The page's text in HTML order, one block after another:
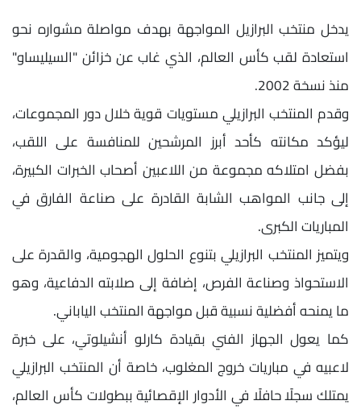
يدخل منتخب البرازيل المواجهة بهدف مواصلة مشواره نحو
استعادة لقب كأس العالم، الذي غاب عن خزائن "السيليساو"
منذ نسخة 2002.
وقدم المنتخب البرازيلي مستويات قوية خلال دور المجموعات،
ليؤكد مكانته كأحد أبرز المرشحين للمنافسة على اللقب،
بفضل امتلاكه مجموعة من اللاعبين أصحاب الخبرات الكبيرة،
إلى جانب المواهب الشابة القادرة على صناعة الفارق في
المباريات الكبرى.
ويتميز المنتخب البرازيلي بتنوع الحلول الهجومية، والقدرة على
الاستحواذ وصناعة الفرص، إضافة إلى صلابته الدفاعية، وهو
ما يمنحه أفضلية نسبية قبل مواجهة المنتخب الياباني.
كما يعول الجهاز الفني بقيادة كارلو أنشيلوتي، على خبرة
لاعبيه في مباريات خروج المغلوب، خاصة أن المنتخب البرازيلي
يمتلك سجلًا حافلًا في الأدوار الإقصائية ببطولات كأس العالم،